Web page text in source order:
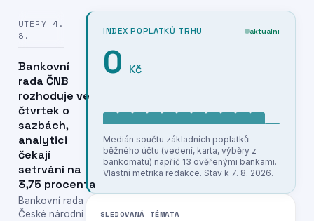
ÚTERÝ 4.
8.
Bankovní
rada ČNB
rozhoduje ve
čtvrtek o
sazbách,
analytici
čekají
setrvání na
3,75 procenta
Bankovní rada
České národní
INDEX POPLATKŮ TRHU aktuální
0 Kč
Medián součtu základních poplatků
běžného účtu (vedení, karta, výběry z
bankomatu) napříč 13 ověřenými bankami.
Vlastní metrika redakce. Stav k 7. 8. 2026.
SLEDOVANÁ TÉMATA